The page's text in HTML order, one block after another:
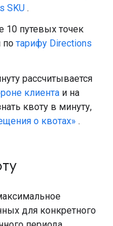
SKU .
10 путевых точек
по тарифу Directions
рассчитывается
клиента и на
квоту в минуту,
о квотах» .
для конкретного